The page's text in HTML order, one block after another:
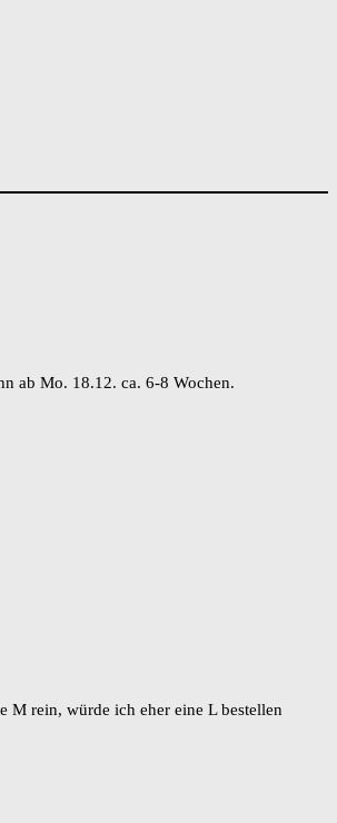
ab Mo. 18.12. ca. 6-8 Wochen.
M rein, würde ich eher eine L bestellen